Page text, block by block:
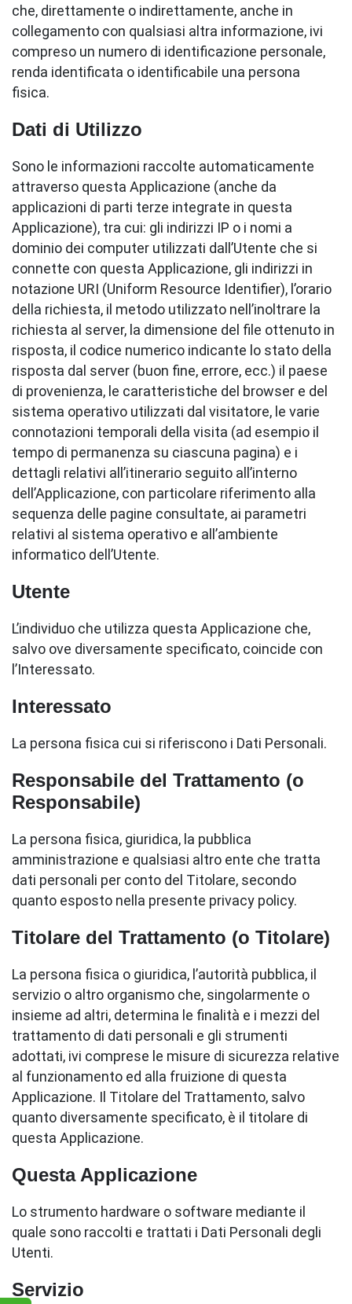
che, direttamente o indirettamente, anche in
collegamento con qualsiasi altra informazione, ivi
compreso un numero di identificazione personale,
renda identificata o identificabile una persona
fisica.
Dati di Utilizzo
Sono le informazioni raccolte automaticamente
attraverso questa Applicazione (anche da
applicazioni di parti terze integrate in questa
Applicazione), tra cui: gli indirizzi IP o i nomi a
dominio dei computer utilizzati dall’Utente che si
connette con questa Applicazione, gli indirizzi in
notazione URI (Uniform Resource Identifier), l’orario
della richiesta, il metodo utilizzato nell’inoltrare la
richiesta al server, la dimensione del file ottenuto in
risposta, il codice numerico indicante lo stato della
risposta dal server (buon fine, errore, ecc.) il paese
di provenienza, le caratteristiche del browser e del
sistema operativo utilizzati dal visitatore, le varie
connotazioni temporali della visita (ad esempio il
tempo di permanenza su ciascuna pagina) e i
dettagli relativi all’itinerario seguito all’interno
dell’Applicazione, con particolare riferimento alla
sequenza delle pagine consultate, ai parametri
relativi al sistema operativo e all’ambiente
informatico dell’Utente.
Utente
L’individuo che utilizza questa Applicazione che,
salvo ove diversamente specificato, coincide con
l’Interessato.
Interessato
La persona fisica cui si riferiscono i Dati Personali.
Responsabile del Trattamento (o
Responsabile)
La persona fisica, giuridica, la pubblica
amministrazione e qualsiasi altro ente che tratta
dati personali per conto del Titolare, secondo
quanto esposto nella presente privacy policy.
Titolare del Trattamento (o Titolare)
La persona fisica o giuridica, l’autorità pubblica, il
servizio o altro organismo che, singolarmente o
insieme ad altri, determina le finalità e i mezzi del
trattamento di dati personali e gli strumenti
adottati, ivi comprese le misure di sicurezza relative
al funzionamento ed alla fruizione di questa
Applicazione. Il Titolare del Trattamento, salvo
quanto diversamente specificato, è il titolare di
questa Applicazione.
Questa Applicazione
Lo strumento hardware o software mediante il
quale sono raccolti e trattati i Dati Personali degli
Utenti.
Servizio